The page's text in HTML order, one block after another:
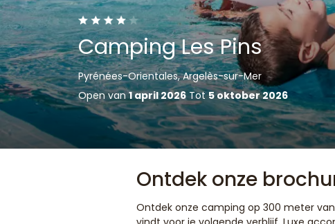
Camping Les Pins
Pyrénées-Orientales, Argelès-sur-Mer
Open van1 april 2026Tot5 oktober 2026
Ontdek onze
Ontdek onze camping op 300 meter